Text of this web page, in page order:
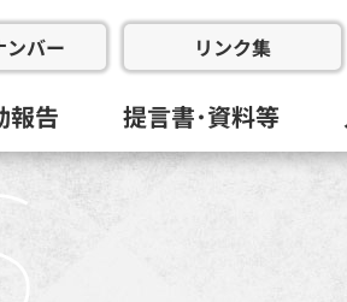
ンバー リンク集
報告 提言書･資料等